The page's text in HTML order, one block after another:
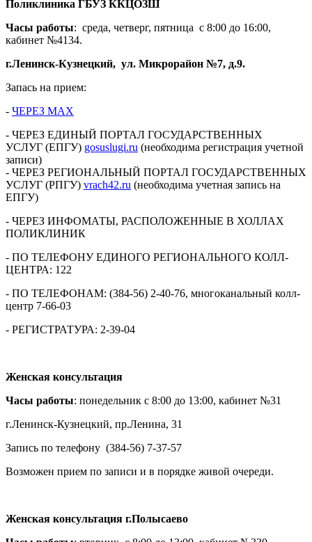
Поликлиника ГБУЗ ККЦОЗШ
Часы работы: среда, четверг, пятница с 8:00 до 16:00,
кабинет №4134.
г.Ленинск-Кузнецкий, ул. Микрорайон №7, д.9.
Запась на прием:
- ЧЕРЕЗ МАХ
- ЧЕРЕЗ ЕДИНЫЙ ПОРТАЛ ГОСУДАРСТВЕННЫХ
УСЛУГ (ЕПГУ) gosuslugi.ru (необходима регистрация учетной
записи)
- ЧЕРЕЗ РЕГИОНАЛЬНЫЙ ПОРТАЛ ГОСУДАРСТВЕННЫХ
УСЛУГ (РПГУ) vrach42.ru (необходима учетная запись на
ЕПГУ)
- ЧЕРЕЗ ИНФОМАТЫ, РАСПОЛОЖЕННЫЕ В ХОЛЛАХ
ПОЛИКЛИНИК
- ПО ТЕЛЕФОНУ ЕДИНОГО РЕГИОНАЛЬНОГО КОЛЛ-
ЦЕНТРА: 122
- ПО ТЕЛЕФОНАМ: (384-56) 2-40-76, многоканальный колл-
центр 7-66-03
- РЕГИСТРАТУРА: 2-39-04
Женская консультация
Часы работы: понедельник с 8:00 до 13:00, кабинет №31
г.Ленинск-Кузнецкий, пр.Ленина, 31
Запись по телефону (384-56) 7-37-57
Возможен прием по записи и в порядке живой очереди.
Женская консультация г.Полысаево